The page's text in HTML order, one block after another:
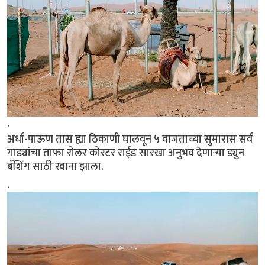
.
अर्धा-पाऊण तास ह्या ठिकाणी घालवून ५ वाजताच्या सुमारास सर्व
गाड्यांचा ताफा रोलर कोस्टर राईड सारखा अनुभव देणाऱ्या ड्युन
बॅशिंग साठी रवाना झाला.
.